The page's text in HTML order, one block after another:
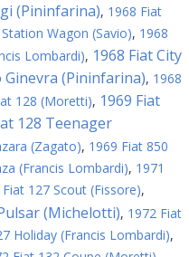
(Pininfarina), 1968 Fiat
Wagon (Savio), 1968
Lombardi), 1968 Fiat City
Ginevra (Pininfarina), 1968
128 (Moretti), 1969 Fiat
128 Teenager
(Zagato), 1969 Fiat 850
(Francis Lombardi), 1971
127 Scout (Fissore),
(Michelotti), 1972 Fiat
Holiday (Francis Lombardi),